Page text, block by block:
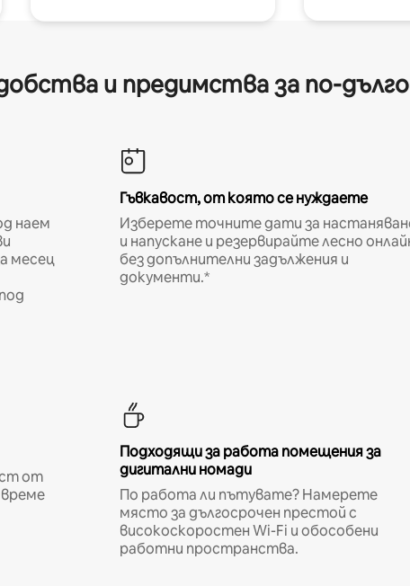
и предимства за по-
наем
месец
Гъвкавост, от която се нуждаете
Изберете точните дати за
и напускане и резервирайте лесно
без допълнителни задължения и
документи.*
от
Подходящи за работа помещения за
дигитални номади
По работа ли пътувате? Намерете
място за дългосрочен престой с
високоскоростен Wi-Fi и обособени
работни пространства.